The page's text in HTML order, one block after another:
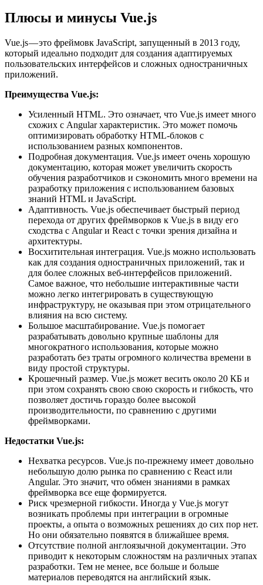
Плюсы и минусы Vue.js
Vue.js — это фреймовк JavaScript, запущенный в 2013 году,
который идеально подходит для создания адаптируемых
пользовательских интерфейсов и сложных одностраничных
приложений.
Преимущества Vue.js:
Усиленный HTML. Это означает, что Vue.js имеет много
схожих с Angular характеристик. Это может помочь
оптимизировать обработку HTML-блоков с
использованием разных компонентов.
Подробная документация. Vue.js имеет очень хорошую
документацию, которая может увеличить скорость
обучения разработчиков и сэкономить много времени на
разработку приложения с использованием базовых
знаний HTML и JavaScript.
Адаптивность. Vue.js обеспечивает быстрый период
перехода от других фреймворков к Vue.js в виду его
сходства с Angular и React с точки зрения дизайна и
архитектуры.
Восхитительная интеграция. Vue.js можно использовать
как для создания одностраничных приложений, так и
для более сложных веб-интерфейсов приложений.
Самое важное, что небольшие интерактивные части
можно легко интегрировать в существующую
инфраструктуру, не оказывая при этом отрицательного
влияния на всю систему.
Большое масштабирование. Vue.js помогает
разрабатывать довольно крупные шаблоны для
многократного использования, которые можно
разработать без траты огромного количества времени в
виду простой структуры.
Крошечный размер. Vue.js может весить около 20 КБ и
при этом сохранять свою свою скорость и гибкость, что
позволяет достичь гораздо более высокой
производительности, по сравнению с другими
фреймворками.
Недостатки Vue.js:
Нехватка ресурсов. Vue.js по-прежнему имеет довольно
небольшую долю рынка по сравнению с React или
Angular. Это значит, что обмен знаниями в рамках
фреймворка все еще формируется.
Риск чрезмерной гибкости. Иногда у Vue.js могут
возникать проблемы при интеграции в огромные
проекты, а опыта о возможных решениях до сих пор нет.
Но они обязательно появятся в ближайшее время.
Отсутствие полной англоязычной документации. Это
приводит к некоторым сложностям на различных этапах
разработки. Тем не менее, все больше и больше
материалов переводятся на английский язык.